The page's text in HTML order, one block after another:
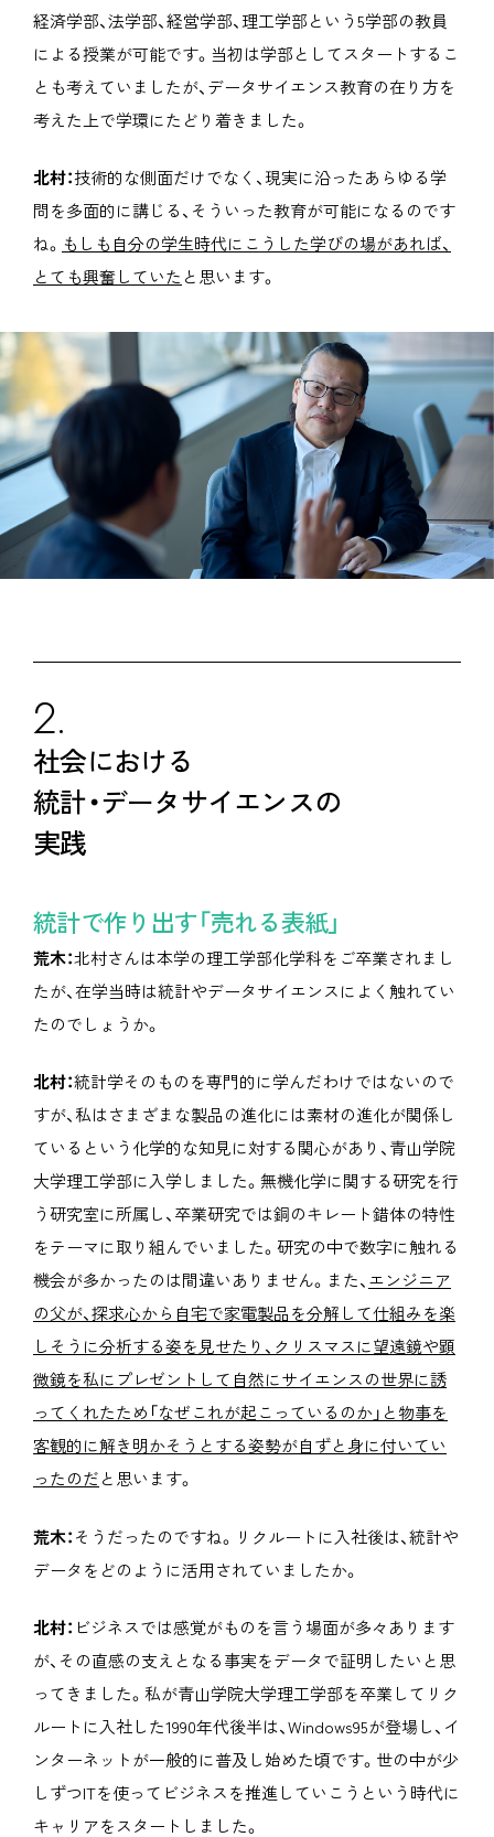
経済学部、法学部、経営学部、理工学部という5学部の教員
による授業が可能です。当初は学部としてスタートするこ
とも考えていましたが、データサイエンス教育の在り方を
考えた上で学環にたどり着きました。
北村：技術的な側面だけでなく、現実に沿ったあらゆる学
問を多面的に講じる、そういった教育が可能になるのです
ね。 もしも自分の学生時代にこうした学びの場があれば、
とても興奮していた と思います。
2.
社会における
統計・データサイエンスの
実践
統計で作り出す「売れる表紙」
荒木：北村さんは本学の理工学部化学科をご卒業されまし
たが、在学当時は統計やデータサイエンスによく触れてい
たのでしょうか。
北村：統計学そのものを専門的に学んだわけではないので
すが、私はさまざまな製品の進化には素材の進化が関係し
ているという化学的な知見に対する関心があり、青山学院
大学理工学部に入学しました。無機化学に関する研究を行
う研究室に所属し、卒業研究では銅のキレート錯体の特性
をテーマに取り組んでいました。研究の中で数字に触れる
機会が多かったのは間違いありません。また、エンジニア
の父が、探求心から自宅で家電製品を分解して仕組みを楽
しそうに分析する姿を見せたり、クリスマスに望遠鏡や顕
微鏡を私にプレゼントして自然にサイエンスの世界に誘
ってくれたため「なぜこれが起こっているのか」と物事を
客観的に解き明かそうとする姿勢が自ずと身に付いてい
ったのだと思います。
荒木：そうだったのですね。リクルートに入社後は、統計や
データをどのように活用されていましたか。
北村： ビジネスでは感覚がものを言う場面が多々あります
が、その直感の支えとなる事実をデータで証明したいと思
ってきました。私が青山学院大学理工学部を卒業してリク
ルートに入社した1990年代後半は、Windows95が登場し、イ
ンターネットが一般的に普及し始めた頃です。世の中が少
しずつITを使ってビジネスを推進していこうという時代に
キャリアをスタートしました。